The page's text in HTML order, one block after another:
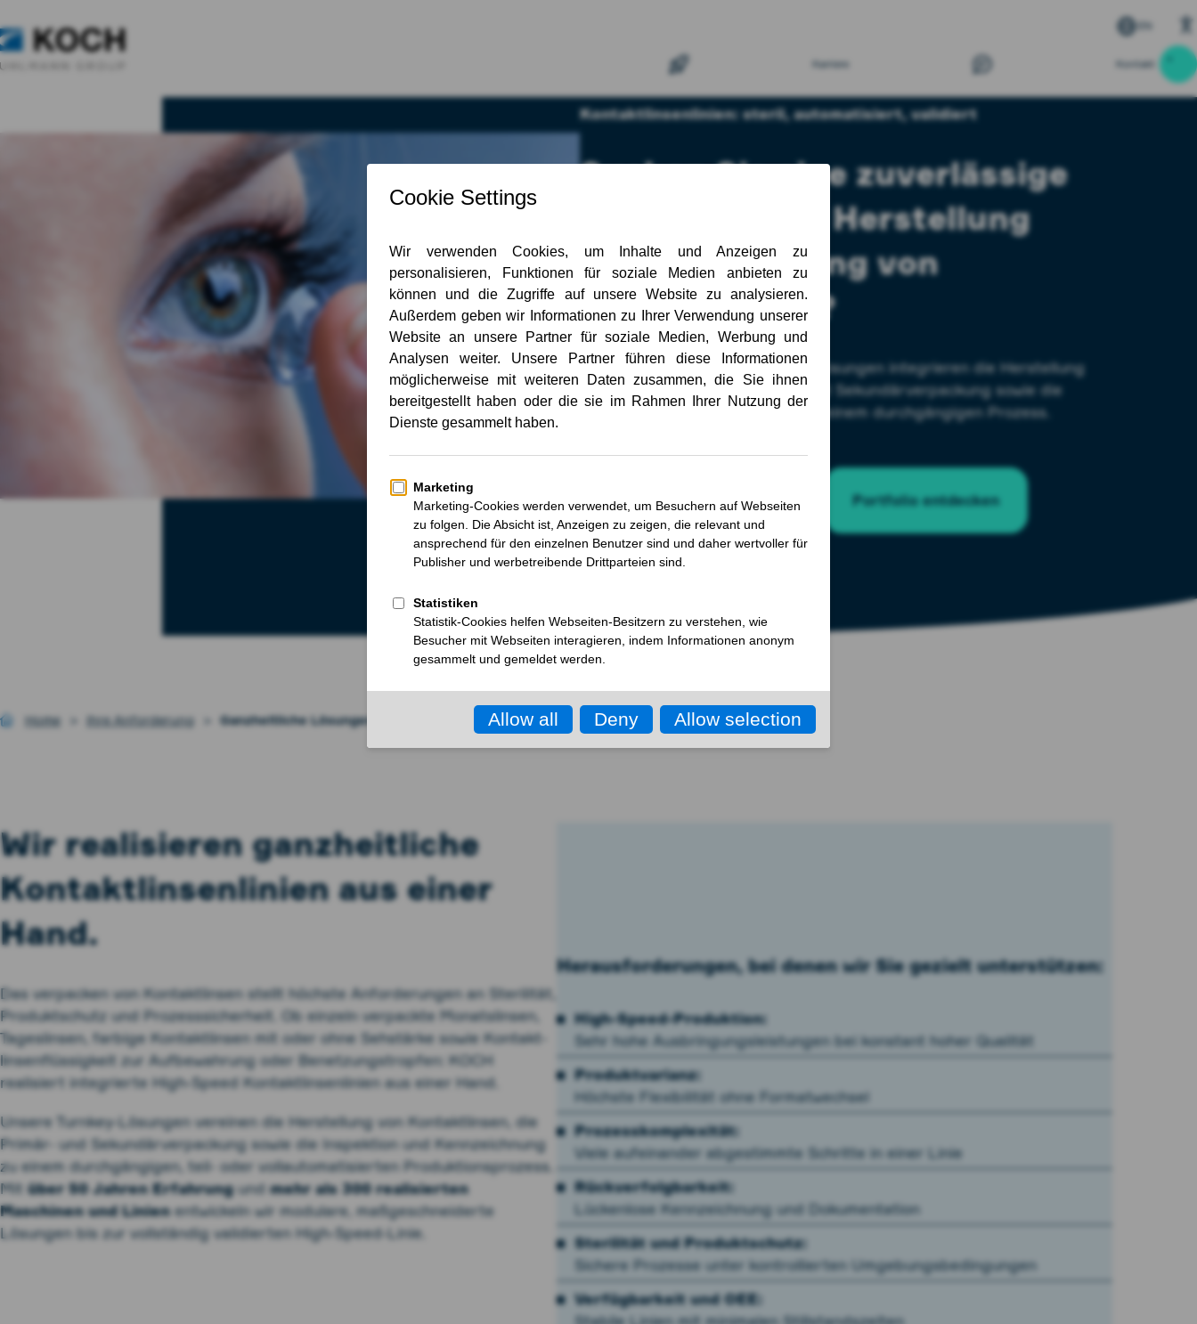
Karriere Kontakt
Kontaktlinsenlinien: steril, automatisiert, validiert
Suchen Sie eine zuverlässige
Lösung für die Herstellung
oder Verpackung von
Kontaktlinsen?
Unsere validierten Kontakt­linsen­lösungen integrieren die Herstellung
von Kontakt­linsen, die Primär- und Sekundär­ver­packung sowie die
Inspektion und Kenn­zeichnung in einem durch­gängigen Prozess.
Zu den Ansprechpartnern Portfolio entdecken
Home Ihre Anforderung Ganzheitliche Lösungen für Kontaktlinsen
Wir realisieren ganzheitliche
Kontakt­linsen­linien aus einer
Hand.
Das verpacken von Kontakt­linsen stellt höchste Anforder­ungen an Sterilität,
Produkt­schutz und Prozess­sicherheit. Ob einzeln ver­packte Monatslinsen,
Tageslinsen, farbige Kontakt­linsen mit oder ohne Sehstärke sowie Kontakt­
linsen­flüssigkeit zur Auf­bewahrung oder Benetzungs­tropfen: KOCH
realisiert integrierte High‑Speed Kontakt­linsen­linien aus einer Hand.
Unsere Turnkey‑Lösungen vereinen die Herstellung von Kontakt­linsen, die
Primär- und Sekundär­verpackung sowie die Inspektion und Kenn­zeichnung
zu einem durchgängigen, teil- oder voll­auto­matisierten Produktions­prozess.
Mitüber 50 Jahren Erfahrungundmehr als 300 realisierten
Maschinen und Linienentwickeln wir modulare, maßgeschneiderte
Lösungen bis zur vollständig validierten High‑Speed‑Linie.
Herausforderungen, bei denen wir Sie gezielt unterstützen:
High-Speed-Produktion:
Sehr hohe Ausbringungsleistungen bei konstant hoher Qualität
Produktvarianz:
Höchste Flexibilität ohne Formatwechsel
Prozesskomplexität:
Viele aufeinander abgestimmte Schritte in einer Linie
Rückverfolgbarkeit:
Lückenlose Kennzeichnung und Dokumentation
Sterilität und Produktschutz:
Sichere Prozesse unter kontrollierten Umgebungsbedingungen
Verfügbarkeit und OEE: